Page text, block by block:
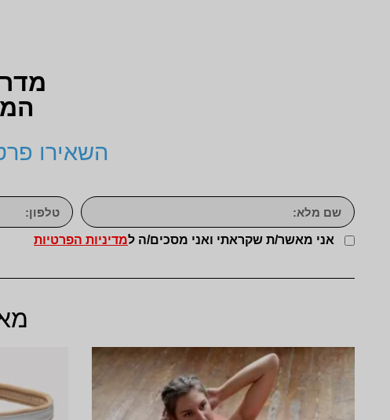
השאירו
אני מאשר/ת שקראתי ואני מסכים/ה למדיניות הפרטיות